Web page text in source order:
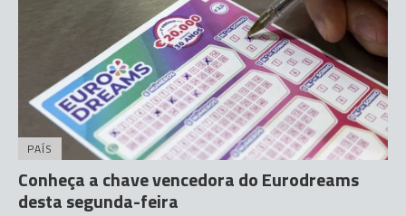
PAÍS
Conheça a chave vencedora do Eurodreams
desta segunda-feira